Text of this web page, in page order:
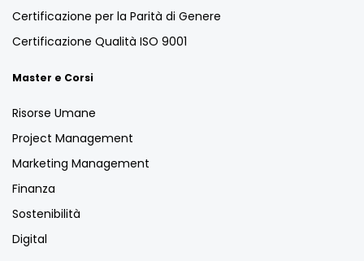
Certificazione per la Parità di Genere
Certificazione Qualità ISO 9001
Master e Corsi
Risorse Umane
Project Management
Marketing Management
Finanza
Sostenibilità
Digital